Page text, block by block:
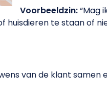
Voorbeeldzin:“Mag
huisdieren te staan of
van de klant samen